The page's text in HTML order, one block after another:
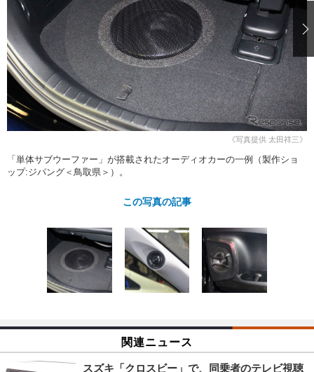
ショップレポート 愛車 File
自動車豆知識 ストップ！不具合修理＆粗悪修理
鈑金・塗装
ディテイリング
ディテイリング 洗車
ヘッドライト磨き コーティング
フィルム・ラッピング
鈑金・塗装
小キズ直し 防錆
特集記事
ストップ 不具合修理＆粗悪修理
カーメーカー「旧車」関連プロジェ
クト
ショップ紹介
ショップレポート プロショップ検索
レストア
カーメーカー「旧車」関連プロジ
ェクト
コラム
イベント
《写真提供 太田祥三》
「単体サブウーファー」が搭載されたオーディオカーの一例（製作ショ
ップ:ジパング＜鳥取県＞）。
この写真の記事
関連ニュース
スズキ「クロスビー」で、同乗者のテレビ視聴